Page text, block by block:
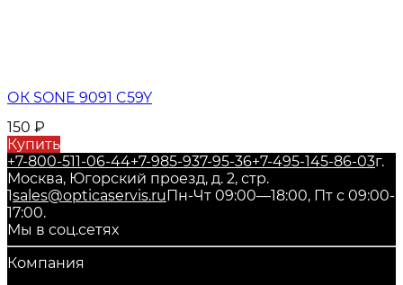
ОК SONE 9091 C59Y
150 ₽
Купить
+7-800-511-06-44+7-985-937-95-36+7-495-145-86-03г.
Москва, Югорский проезд, д. 2, стр.
1sales@opticaservis.ruПн-Чт 09:00—18:00, Пт с 09:00-
17:00.
Мы в соц.сетях
Компания